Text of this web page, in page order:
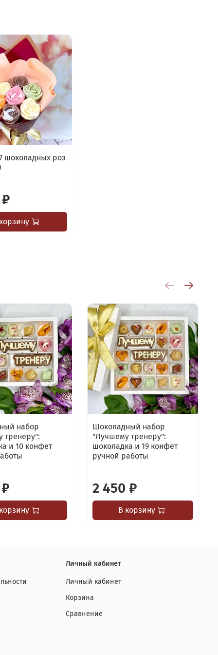
шоколадных роз
набор
тренеру":
и 10 конфет
Шоколадный набор
"Лучшему тренеру":
шоколадка и 19 конфет
ручной работы
2 450 ₽
В корзину
Личный кабинет
Личный кабинет
Корзина
Сравнение